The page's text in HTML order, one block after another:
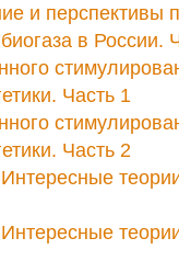
и перспективы
в России.
Часть 1
Часть 2